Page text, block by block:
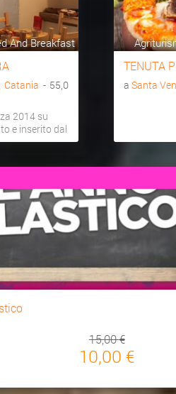
And Breakfast
Catania - 55,0
2014 su
e inserito dal
TENUTA
a Santa
15,00 €
10,00 €